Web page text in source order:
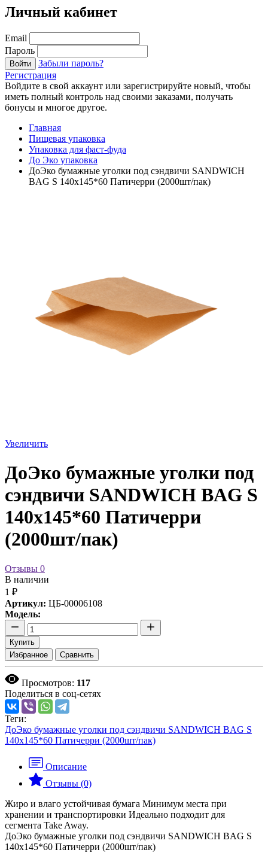
Личный кабинет
Email
Пароль
Войти
Забыли пароль?
Регистрация
Войдите в свой аккаунт или зарегистрируйте новый, чтобы
иметь полный контроль над своими заказами, получать
бонусы и многое другое.
Главная
Пищевая упаковка
Упаковка для фаст-фуда
До Эко упаковка
ДоЭко бумажные уголки под сэндвичи SANDWICH
BAG S 140х145*60 Патичерри (2000шт/пак)
Увеличить
ДоЭко бумажные уголки под
сэндвичи SANDWICH BAG S
140х145*60 Патичерри
(2000шт/пак)
Отзывы 0
В наличии
1 ₽
Артикул: ЦБ-00006108
Модель:
Купить
Избранное
Сравнить
Просмотров: 117
Поделиться в соц-сетях
Теги:
ДоЭко бумажные уголки под сэндвичи SANDWICH BAG S
140х145*60 Патичерри (2000шт/пак)
Описание
Отзывы (0)
Жиро и влаго устойчивая бумага Минимум места при
хранении и транспортировки Идеально подходит для
сегмента Take Away.
ДоЭко бумажные уголки под сэндвичи SANDWICH BAG S
140х145*60 Патичерри (2000шт/пак)